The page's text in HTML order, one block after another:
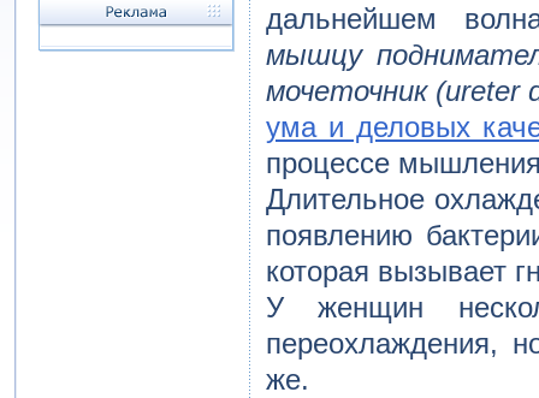
дальнейшем
мышцу
мочеточник (ureter
ума и деловых
процессе
Длительное
появлению
которая вызывает
У женщин
переохлаждения,
же.